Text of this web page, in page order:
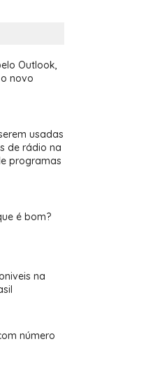
Outlook,
novo
usadas
de rádio na
programas
é bom?
na
número